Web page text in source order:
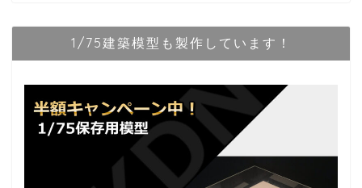
1/75建築模型も製作しています！